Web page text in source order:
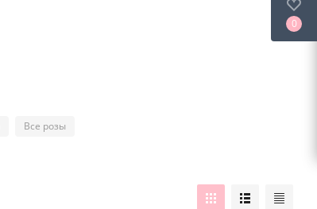
Все розы
0